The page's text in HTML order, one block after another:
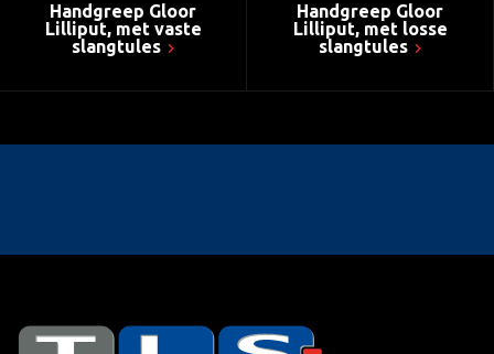
Handgreep Gloor
Lilliput, met vaste
slangtules
Handgreep Gloor
Lilliput, met losse
slangtules